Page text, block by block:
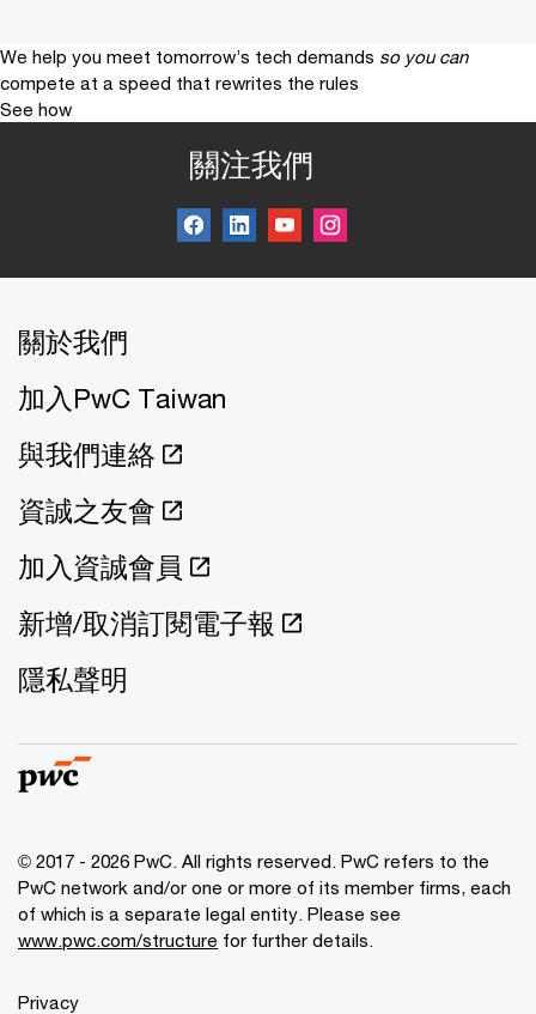
We help you meet tomorrow’s tech demands so you can
compete at a speed that rewrites the rules
See how
關注我們
關於我們
加入PwC Taiwan
與我們連絡
資誠之友會
加入資誠會員
新增/取消訂閱電子報
隱私聲明
© 2017 - 2026 PwC. All rights reserved. PwC refers to the
PwC network and/or one or more of its member firms, each
of which is a separate legal entity. Please see
www.pwc.com/structure for further details.
Privacy